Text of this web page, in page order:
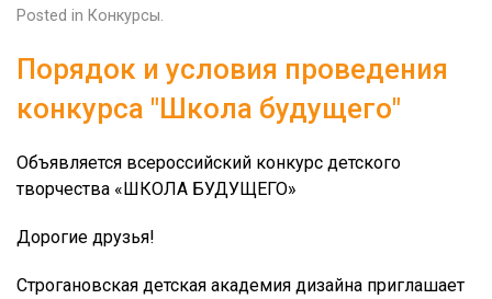
Posted in Конкурсы.
Порядок и условия проведения
конкурса "Школа будущего"
Объявляется всероссийский конкурс детского
творчества «ШКОЛА БУДУЩЕГО»
Дорогие друзья!
Строгановская детская академия дизайна приглашает